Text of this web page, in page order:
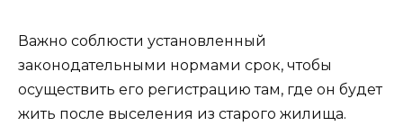
Важно соблюсти установленный
законодательными нормами срок, чтобы
осуществить его регистрацию там, где он будет
жить после выселения из старого жилища.